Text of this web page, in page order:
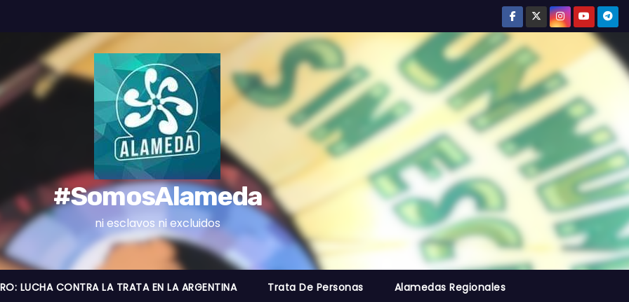
#SomosAlameda
ni esclavos ni excluidos
LUCHA CONTRA LA TRATA EN LA ARGENTINA Trata De Personas Alamedas Regionales